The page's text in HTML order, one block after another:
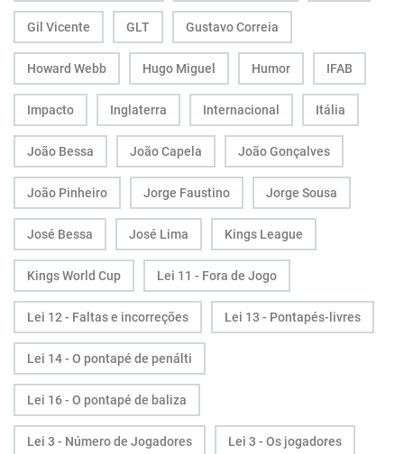
Gil Vicente GLT Gustavo Correia
Howard Webb Hugo Miguel Humor IFAB
Impacto Inglaterra Internacional Itália
João Bessa João Capela João Gonçalves
João Pinheiro Jorge Faustino Jorge Sousa
José Bessa José Lima Kings League
Kings World Cup Lei 11 - Fora de Jogo
Lei 12 - Faltas e incorreções Lei 13 - Pontapés-livres
Lei 14 - O pontapé de penálti
Lei 16 - O pontapé de baliza
Lei 3 - Número de Jogadores Lei 3 - Os jogadores